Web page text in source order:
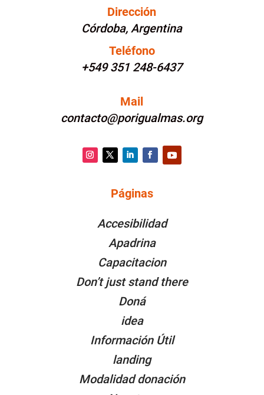
Dirección
Córdoba, Argentina
Teléfono
+549 351 248-6437
Mail
contacto@porigualmas.org
Facebook
Páginas
Accesibilidad
Apadrina
Capacitacion
Don’t just stand there
Doná
idea
Información Útil
landing
Modalidad donación